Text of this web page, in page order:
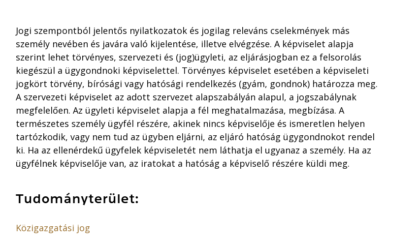
Jogi szempontból jelentős nyilatkozatok és jogilag releváns cselekmények más
személy nevében és javára való kijelentése, illetve elvégzése. A képviselet alapja
szerint lehet törvényes, szervezeti és (jog)ügyleti, az eljárásjogban ez a felsorolás
kiegészül a ügygondnoki képviselettel. Törvényes képviselet esetében a képviseleti
jogkört törvény, bírósági vagy hatósági rendelkezés (gyám, gondnok) határozza meg.
A szervezeti képviselet az adott szervezet alapszabályán alapul, a jogszabálynak
megfelelően. Az ügyleti képviselet alapja a fél meghatalmazása, megbízása. A
természetes személy ügyfél részére, akinek nincs képviselője és ismeretlen helyen
tartózkodik, vagy nem tud az ügyben eljárni, az eljáró hatóság ügygondnokot rendel
ki. Ha az ellenérdekű ügyfelek képviseletét nem láthatja el ugyanaz a személy. Ha az
ügyfélnek képviselője van, az iratokat a hatóság a képviselő részére küldi meg.
Tudományterület:
Közigazgatási jog